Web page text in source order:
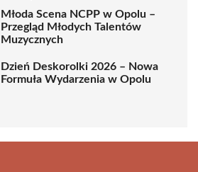
Młoda Scena NCPP w Opolu –
Przegląd Młodych Talentów
Muzycznych
Dzień Deskorolki 2026 – Nowa
Formuła Wydarzenia w Opolu